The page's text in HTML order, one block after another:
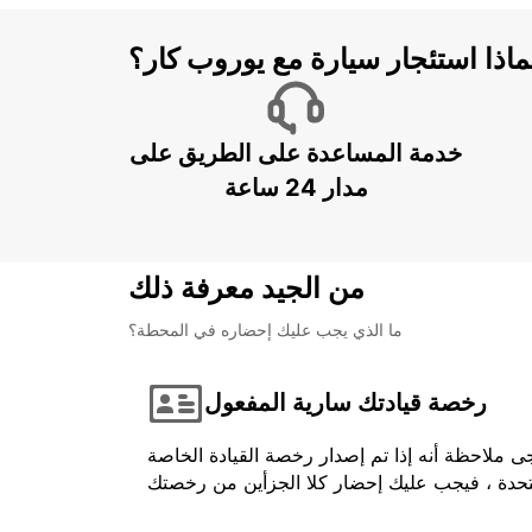
استئجار سيارة مع يوروب كار؟
خدمة المساعدة على الطريق على
مدار 24 ساعة
من الجيد معرفة ذلك
ما الذي يجب عليك إحضاره في المحطة؟
رخصة قيادتك سارية المفعول
ملاحظة أنه إذا تم إصدار رخصة القيادة الخاصة